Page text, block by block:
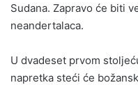
Sudana. Zapravo će biti
neandertalaca.
U dvadeset prvom
napretka steći će